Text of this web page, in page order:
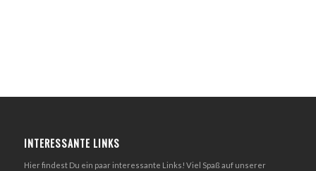
INTERESSANTE LINKS
Hier findest Du ein paar interessante Links! Viel Spaß auf unserer